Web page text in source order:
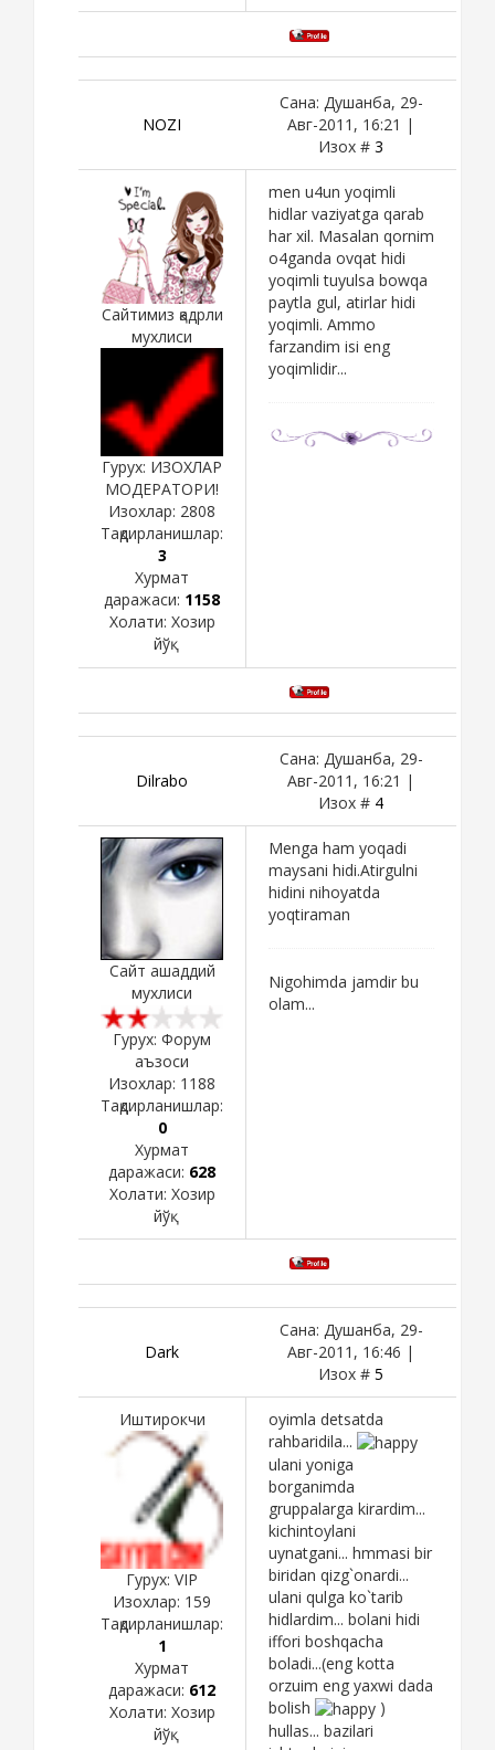
NOZI
Сана: Душанба, 29-
Авг-2011, 16:21 |
Изох # 3
Сайтимиз қадрли
мухлиси
Гурух: ИЗОХЛАР
МОДЕРАТОРИ!
Изохлар: 2808
Тақдирланишлар:
3
Хурмат
даражаси: 1158
Холати: Хозир
йўқ
men u4un yoqimli
hidlar vaziyatga qarab
har xil. Masalan qornim
o4ganda ovqat hidi
yoqimli tuyulsa bowqa
paytla gul, atirlar hidi
yoqimli. Ammo
farzandim isi eng
yoqimlidir...
Dilrabo
Сана: Душанба, 29-
Авг-2011, 16:21 |
Изох # 4
Сайт ашаддий
мухлиси
Гурух: Форум
аъзоси
Изохлар: 1188
Тақдирланишлар:
0
Хурмат
даражаси: 628
Холати: Хозир
йўқ
Menga ham yoqadi
maysani hidi.Atirgulni
hidini nihoyatda
yoqtiraman
Nigohimda jamdir bu
olam...
Dark
Сана: Душанба, 29-
Авг-2011, 16:46 |
Изох # 5
Иштирокчи
Гурух: VIP
Изохлар: 159
Тақдирланишлар:
1
Хурмат
даражаси: 612
Холати: Хозир
йўқ
oyimla detsatda
rahbaridila...
ulani yoniga
borganimda
gruppalarga kirardim...
kichintoylani
uynatgani... hmmasi bir
biridan qizg`onardi...
ulani qulga ko`tarib
hidlardim... bolani hidi
iffori boshqacha
boladi...(eng kotta
orzuim eng yaxwi dada
bolish
)
hullas... bazilari